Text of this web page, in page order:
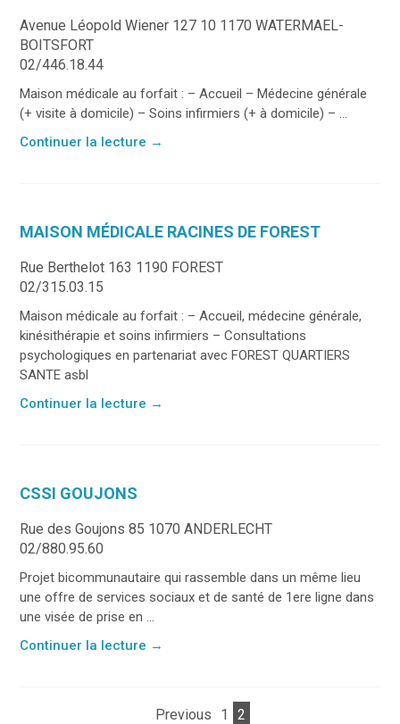
Avenue Léopold Wiener 127 10 1170 WATERMAEL-
BOITSFORT
02/446.18.44
Maison médicale au forfait : – Accueil – Médecine générale
(+ visite à domicile) – Soins infirmiers (+ à domicile) – ...
Continuer la lecture →
MAISON MÉDICALE RACINES DE FOREST
Rue Berthelot 163 1190 FOREST
02/315.03.15
Maison médicale au forfait : – Accueil, médecine générale,
kinésithérapie et soins infirmiers – Consultations
psychologiques en partenariat avec FOREST QUARTIERS
SANTE asbl
Continuer la lecture →
CSSI GOUJONS
Rue des Goujons 85 1070 ANDERLECHT
02/880.95.60
Projet bicommunautaire qui rassemble dans un même lieu
une offre de services sociaux et de santé de 1ere ligne dans
une visée de prise en ...
Continuer la lecture →
Previous 1 2